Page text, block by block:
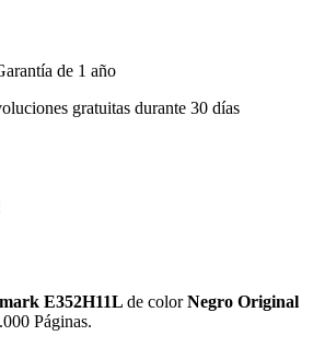
de 1 año
gratuitas durante 30 días
E352H11L de colorNegro Original
Páginas.